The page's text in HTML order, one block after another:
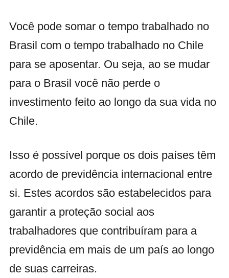
Você pode somar o tempo trabalhado no
Brasil com o tempo trabalhado no Chile
para se aposentar. Ou seja, ao se mudar
para o Brasil você não perde o
investimento feito ao longo da sua vida no
Chile.
Isso é possível porque os dois países têm
acordo de previdência internacional entre
si. Estes acordos são estabelecidos para
garantir a proteção social aos
trabalhadores que contribuíram para a
previdência em mais de um país ao longo
de suas carreiras.